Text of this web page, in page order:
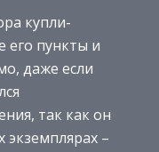
купли-
его пункты и
даже если
так как он
–